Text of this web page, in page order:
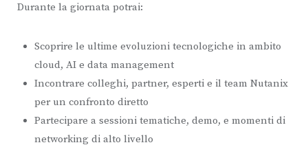
Durante la giornata potrai:
Scoprire le ultime evoluzioni tecnologiche in ambito
cloud, AI e data management
Incontrare colleghi, partner, esperti e il team Nutanix
per un confronto diretto
Partecipare a sessioni tematiche, demo, e momenti di
networking di alto livello